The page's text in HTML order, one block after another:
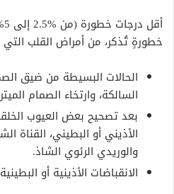
خطورةٍ تُذكر، من أمراض القلب
الحالات البسيطة من ضيق
السالكة، وارتخاء الصمام
بعد تصحيح بعض العيوب
الأذيني أو البطيني، القناة
والوريدي الرئوي الشاذ.
الانقباضات الأذينية أو